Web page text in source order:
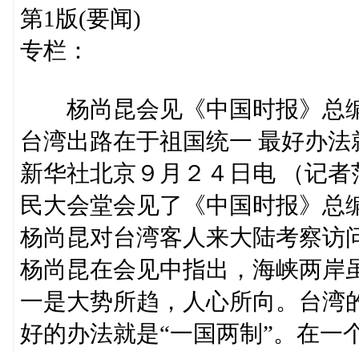
第1版(要闻)
专栏：
杨尚昆会见《中国时报》总
台湾出路在于祖国统一 最好办
新华社北京９月２４日电 （记
民大会堂会见了《中国时报》总
杨尚昆对台湾客人来大陆考察访
杨尚昆在会见中指出，海峡两岸
一是大势所趋，人心所向。台湾
好的办法就是“一国两制”。在一